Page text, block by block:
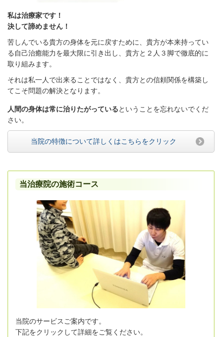
私は治療家です！
決して諦めません！
苦しんでいる貴方の身体を元に戻すために、貴方が本来持ってい
る自己治癒能力を最大限に引き出し、貴方と２人３脚で徹底的に
取り組みます。
それは私一人で出来ることではなく、貴方との信頼関係を構築し
てこそ問題の解決となります。
人間の身体は常に治りたがっているということを忘れないでくだ
さい。
当院の特徴について詳しくはこちらをクリック
当治療院の施術コース
当院のサービスご案内です。
下記をクリックして詳細をご覧ください。